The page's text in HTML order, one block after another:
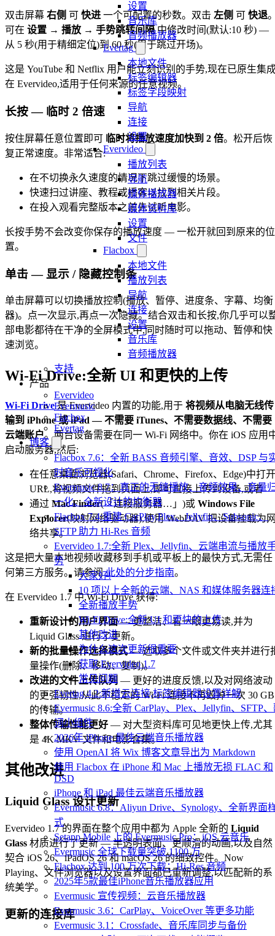
设置
音乐库
音频播放器
Evertag
本地文件
标签编辑器
标签字段映射
导航
连接
设置
Evervideo
播放列表
导航
媒体播放器
媒体资料库
设置
文件
Flacbox
本地文件
播放列表
导航
连接
设置
音乐库
音频播放器
支持
产品
Evervideo
Evermusic
Flacbox
Evertag
博客
Flacbox 7.6：全新 BASS 音频引擎、音效、DSP 与
时音乐可视化
Evermusic 8.7：真正的无缝播放、音频效果、音量
一化、全新设计的均衡器
Flacbox 7.4:重建 CarPlay,Plex、Jellyfin、Subsonic、
SFTP 助力 Hi-Res 音频
Evervideo 1.7:全新 Plex、Jellyfin、云端串流与播放
势
大家好!
10 项以上全新的云端、NAS 和媒体服务器连
全新播放手势
Wi-Fi Drive:全新 UI 和更快的上传
其他改进
为什么这次更新很重要
获取 Evervideo 1.7
常见问题
Evertag 4.2:新增云连接,标签编辑器设置详解
Evermusic 8.6:全新 CarPlay、Plex、Jellyfin、SFTP
词小组件
2026年 iPhone 最佳云端音乐播放器
使用 OpenAI 将 Wix 博客文章导出为 Markdown
使用 Flacbox 在 iPhone 和 Mac 上播放无损 FLAC 和
DSD
iPhone 和 iPad 最佳云端音乐播放器
Evermusic 6.8：Aliyun Drive、Synology、全新界面
式
Setapp Mobile 上的 Evermusic Pro：iOS 云音乐
Evermusic 全球下载量突破 1100 万
Flacbox 达到 100 万次下载：Hi-Res 音频
2025年5款最佳iPhone音乐播放器应用
Evermusic 宣传视频：云音乐播放器
Evermusic 3.6：CarPlay、VoiceOver 等更多功能
Evermusic 3.1：Crossfade、音乐库同步与备份
双击屏幕 右侧 可 快进 一个可配置的秒数。双击 左侧 可 快退
可在 设置 → 播放 → 手势跳转间隔中修改时间(默认:10 秒) —
从 5 秒(用于精细定位)到 60 秒(用于跳过开场)。
这是 YouTube 和 Netflix 用户能立刻识别的手势,现在已原生集
在 Evervideo,适用于任何来源的任意视频。
长按 — 临时 2 倍速
按住屏幕任意位置即可 临时将播放速度加快到 2 倍。松开后恢
复正常速度。非常适合:
在不切换永久速度的情况下跳过缓慢的场景。
快速扫过讲座、教程或播客以找到相关片段。
在投入观看完整版本之前先试听电影。
长按手势不会改变你保存的播放速度 — 一松开就回到原来的位
置。
单击 — 显示 / 隐藏控制条
单击屏幕可以切换播放控制(播放、暂停、进度条、字幕、均衡
器)。点一次显示,再点一次隐藏。结合双击和长按,你几乎可以
部电影都待在干净的全屏模式中,同时随时可以拖动、暂停和快
速浏览。
Wi-Fi Drive:全新 UI 和更快的上传
Wi-Fi Drive是 Evervideo 内置的功能,用于 将视频从电脑无线传
输到 iPhone 或 iPad — 不需要 iTunes、不需要数据线、不需要
云端账户。两台设备需要在同一 Wi-Fi 网络中。你在 iOS 应用
启动服务器,然后:
在任意桌面浏览器(Safari、Chrome、Firefox、Edge)中打开
URL,将视频文件拖到页面上,即可直接上传到设备,或者
通过 Mac Finder(「连接服务器…」)或 Windows File
Explorer(映射网络驱动器),使用 WebDAV 把设备挂载为
络共享。
这是把大量本地视频收藏移到手机或平板上的最快方式,无需任
何第三方服务。请参阅此处的分步指南。
在 Evervideo 1.7 中,Wi-Fi Drive 获得:
重新设计的用户界面— 更整洁、看一眼更易读,并为
Liquid Glass 进行了更新。
新的批量操作选择模式— 选取多个文件或文件夹并进行
量操作(删除、移动、复制)。
改进的文件上传队列 — 更好的进度反馈,以及对网络波动
的更强韧性,从此不稳定的 Wi-Fi 连接不再毁掉一次 30 GB
的传输。
整体传输性能更好 — 对大型资料库可见地更快上传,尤其
是 4K MKV 文件和电影合集。
其他改进
Liquid Glass 设计更新
Evervideo 1.7 的界面在整个应用中都为 Apple 全新的 Liquid
Glass 材质进行了更新 — 半透明表面、更顺滑的动画,以及自然
契合 iOS 26、iPadOS 26 和 macOS 26 的细致控件。Now
Playing、文件浏览器以及设置界面都已重新调整,以匹配新的系
统美学。
更新的连接库